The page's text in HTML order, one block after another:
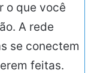
o que você
A rede
se conectem
feitas.